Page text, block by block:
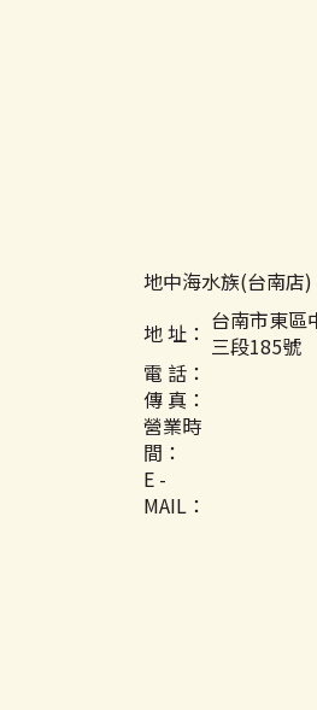
地中海水族(台南店)
地 址： 台南市東區
三段185號
電 話：
傳 真：
營業時
間：
E -
MAIL：